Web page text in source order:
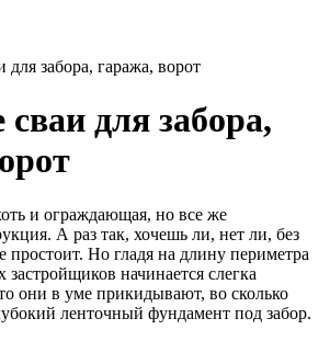
забора, гаража, ворот
для забора,
и ограждающая, но все же
А раз так, хочешь ли, нет ли, без
простоит. Но гладя на длину периметра
застройщиков начинается слегка
они в уме прикидывают, во сколько
ленточный фундамент под забор.